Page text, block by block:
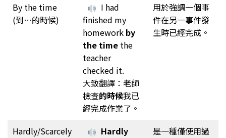
By the time
(到…的時候)
I had
finished my
homework by
the time the
teacher
checked it.
大致翻譯：老師
檢查的時候我已
經完成作業了。
用於強調一個事
件在另一事件發
生時已經完成。
Hardly/Scarcely
Hardly
是一種僅使用過